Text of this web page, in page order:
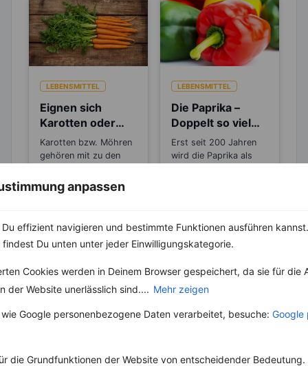
anpassen
effizient navigieren und bestimmte Funktionen ausführen
Du unten unter jeder Einwilligungskategorie.
Cookies werden in Deinem Browser gespeichert, da sie für die
der Website unerlässlich sind.... Mehr zeigen
Google personenbezogene Daten verarbeitet, besuche: Google
die Grundfunktionen der Website von entscheidender Bedeutung.
LEBENSMITTEL
Eignen sich
Karotten oder
Möhren zum
Abnehmen?
Karotten bzw. Möhren
gehören mit zu den
Gemüsesorten. Das
besondere an ihnen ist,
LEBENSMITTEL
Die Paprika –
Doppelt so viel
Vitamin C, wie die
Zitrone
Erst seit 200 Jahren
wird die Paprika als
Weitere Vegetarische Rezepte